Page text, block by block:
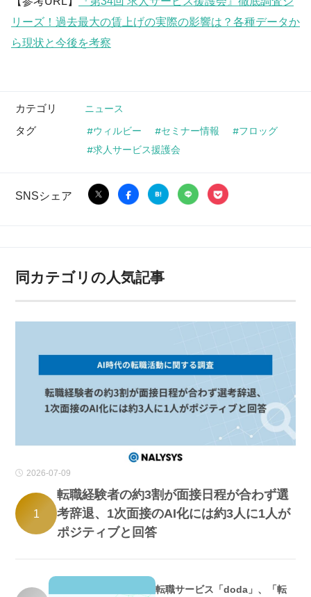
リーズ！過去最大の賃上げの実際の影響は？各種データか
ら現状と今後を考察
カテゴリ ニュース
タグ ウィルビー セミナー情報
フロッグ
求人サービス援護会
SNSシェア
同カテゴリの人気記事
2026-07-09
1
転職経験者の約3割が面接日程が合わず選
考辞退、1次面接のAI化には約3人に1人が
ポジティブと回答
転職サービス「doda」、「転